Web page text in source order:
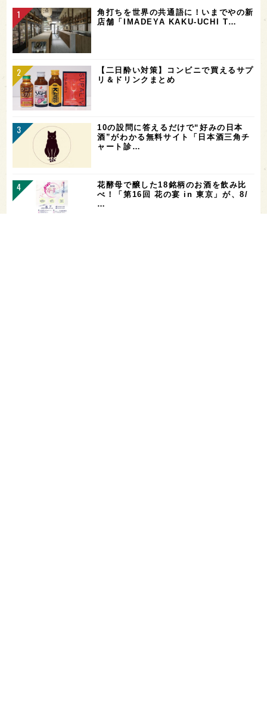
角打ちを世界の共通語に！いまでやの新
店舗「IMADEYA KAKU-UCHI T…
【二日酔い対策】コンビニで買えるサプ
リ＆ドリンクまとめ
10の設問に答えるだけで“好みの日本
酒”がわかる無料サイト「日本酒三角チ
ャート診…
花酵母で醸した18銘柄のお酒を飲み比
べ！「第16回 花の宴 in 東京」が、8/
…